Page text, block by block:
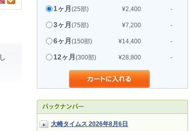
1ヶ月 (25部) ¥2,400 -
3ヶ月 (75部) ¥7,200 -
6ヶ月 (150部) ¥14,400 -
12ヶ月 (300部) ¥28,800 -
大崎タイムス 2026年8月6日